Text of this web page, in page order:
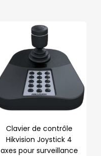
Clavier de contrôle
Hikvision Joystick 4
axes pour surveillance